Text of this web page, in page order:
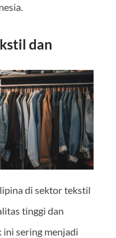
dan
di sektor tekstil
tinggi dan
ini sering menjadi